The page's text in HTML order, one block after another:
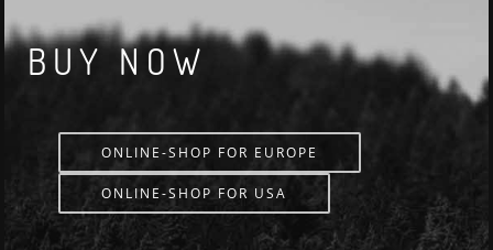
BUY NOW
ONLINE-SHOP FOR EUROPE
ONLINE-SHOP FOR USA